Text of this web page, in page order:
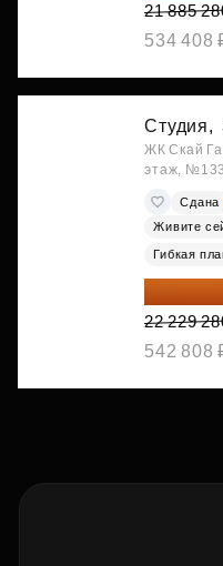
21 885
534 408
Студия,
ЖК Скай
этаж,
Сдана
Живите
Гибкая
18 672
22 229
542 808